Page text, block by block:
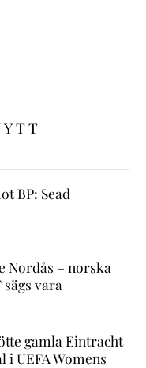
BP: Sead
Nordås – norska
vara
gamla Eintracht
UEFA Womens